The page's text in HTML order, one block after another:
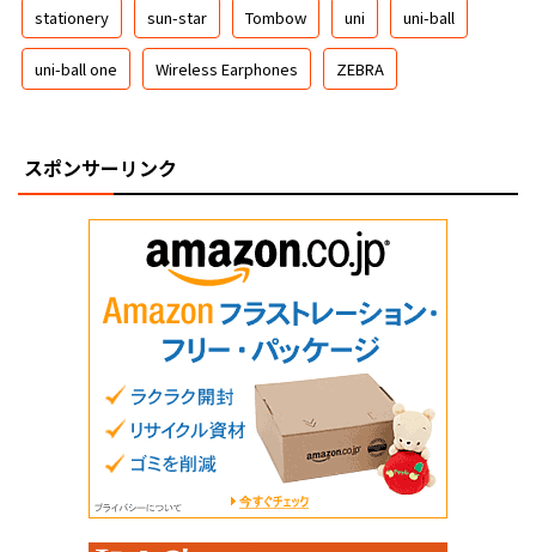
stationery sun-star Tombow uni uni-ball
uni-ball one Wireless Earphones ZEBRA
スポンサーリンク